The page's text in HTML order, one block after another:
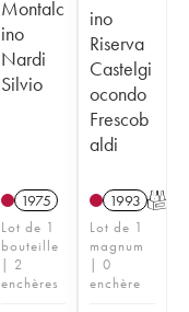
Montalc
ino
Nardi
Silvio
1975
Lot de 1
bouteille
| 2
enchères
ino
Riserva
Castelgi
ocondo
Frescob
aldi
1993 T
Lot de 1
magnum
| 0
enchère